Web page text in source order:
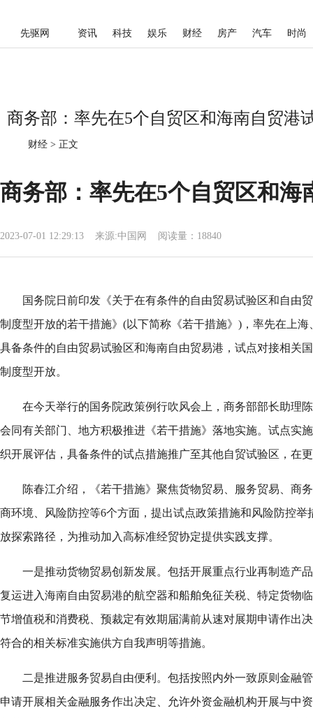
先驱网 资讯 科技 娱乐 财经 房产 汽车 时尚
商务部：率先在5个自贸区和海南自贸港
财经 > 正文
商务部：率先在5个自贸区和
2023-07-01 12:29:13 来源:中国网 阅读量：18840
国务院日前印发《关于在有条件的自由贸易试验区和自由
制度型开放的若干措施》(以下简称《若干措施》)，率先在上
具备条件的自由贸易试验区和海南自由贸易港，试点对接相关
制度型开放。
在今天举行的国务院政策例行吹风会上，商务部部长助理
会同有关部门、地方积极推进《若干措施》落地实施。试点实
织开展评估，具备条件的试点措施推广至其他自贸试验区，在
陈春江介绍，《若干措施》聚焦货物贸易、服务贸易、商
商环境、风险防控等6个方面，提出试点政策措施和风险防控举
放探索路径，为推动加入高标准经贸协定提供实践支撑。
一是推动货物贸易创新发展。包括开展重点行业再制造产
复运进入海南自由贸易港的航空器和船舶免征关税、特定货物
节增值税和消费税、预裁定有效期届满前从速对展期申请作出
符合的相关标准实施供方自我声明等措施。
二是推进服务贸易自由便利。包括按照内外一致原则金融
申请开展相关金融服务作出决定、允许外资金融机构开展与中